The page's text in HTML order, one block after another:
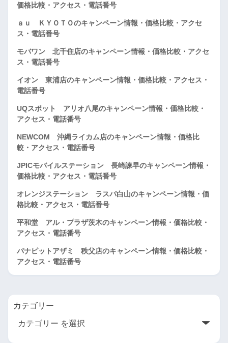
価格比較・アクセス・電話番号
ａｕ ＫＹＯＴＯのキャンペーン情報・価格比較・アクセ
ス・電話番号
モバワン 北千住店のキャンペーン情報・価格比較・アクセ
ス・電話番号
イオン 東浦店のキャンペーン情報・価格比較・アクセス・
電話番号
UQスポット アリオ八尾のキャンペーン情報・価格比較・
アクセス・電話番号
NEWCOM 沖縄ライカム店のキャンペーン情報・価格比
較・アクセス・電話番号
JPICモバイルステーション 長崎諫早のキャンペーン情報・
価格比較・アクセス・電話番号
オレンジステーション ラスパ白山のキャンペーン情報・価
格比較・アクセス・電話番号
平和堂 アル・プラザ茨木のキャンペーン情報・価格比較・
アクセス・電話番号
パナピットアザミ 秩父店のキャンペーン情報・価格比較・
アクセス・電話番号
カテゴリー